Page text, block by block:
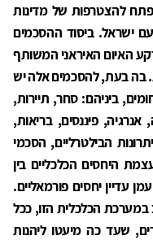
להצטרפות של מדינות
ישראל. ביסוד ההסכמים
האיום האיראני המשותף
בה בעת, להסכמים אלה יש
ביניהם: סחר, תיירות,
פיננסים, בריאות,
הבילטרליים, הסכמי
היחסים הכלכליים בין
עדיין יחסים פורמאליים.
הכלכלית הזו, ככל
שעד כה מיעטו ליהנות